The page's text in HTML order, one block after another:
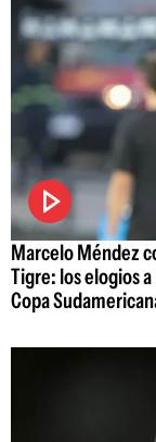
Marcelo Méndez
Tigre: los elogios
Copa